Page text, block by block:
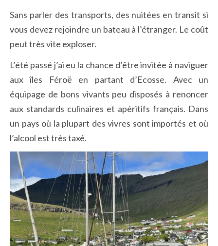
Sans parler des transports, des nuitées en transit si
vous devez rejoindre un bateau à l’étranger. Le coût
peut très vite exploser.
L’été passé j’ai eu la chance d’être invitée à naviguer
aux îles Féroë en partant d’Ecosse. Avec un
équipage de bons vivants peu disposés à renoncer
aux standards culinaires et apéritifs français. Dans
un pays où la plupart des vivres sont importés et où
l’alcool est très taxé.